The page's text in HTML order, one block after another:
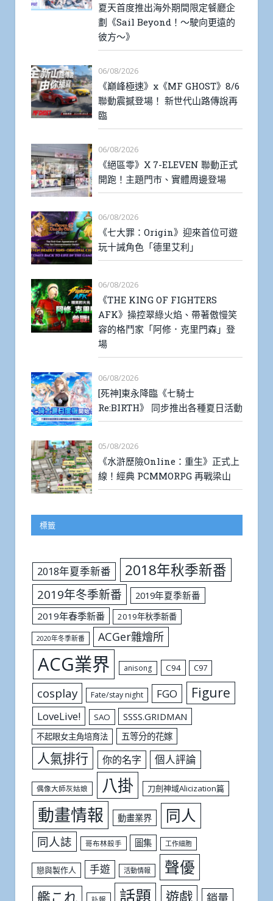
夏天首度推出海外期間限定餐廳企
劃《Sail Beyond！～駛向更遠的
彼方～》
06/08/2026
《巔峰極速》x《MF GHOST》8/6
聯動震撼登場！ 新世代山路傳說再
臨
06/08/2026
《絕區零》X 7-ELEVEN 聯動正式
開跑！主題門市、實體周邊登場
06/08/2026
《七大罪：Origin》迎來首位可遊
玩十誡角色「德里艾利」
06/08/2026
《THE KING OF FIGHTERS
AFK》操控翠綠火焰、帶著傲慢笑
容的格鬥家「阿修．克里門森」登
場
06/08/2026
[死神]東永降臨《七騎士
Re:BIRTH》 同步推出各種夏日活動
05/08/2026
《水滸歷險Online：重生》正式上
線！經典 PCMMORPG 再戰梁山
標籤
2018年夏季新番 2018年秋季新番
2019年冬季新番
2019年夏季新番
2019年春季新番
2019年秋季新番
2020年冬季新番 ACGer雜燴所
ACG業界 anisong C94 C97
cosplay Fate/stay night FGO Figure
LoveLive! SAO SSSS.GRIDMAN
不起眼女主角培育法 五等分的花嫁
人氣排行 你的名字 個人評論
偶像大師灰姑娘 八掛 刀劍神域Alicization篇
動畫情報 動畫業界 同人
同人誌 哥布林殺手 圖集 工作細胞
戀與製作人 手遊 活動情報 聲優
艦これ 話題 遊戲 銷量